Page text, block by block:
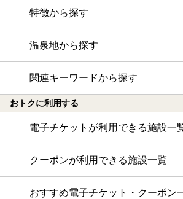
特徴から探す
温泉地から探す
関連キーワードから探す
おトクに利用する
電子チケットが利用できる施設一
クーポンが利用できる施設一覧
おすすめ電子チケット・クーポン